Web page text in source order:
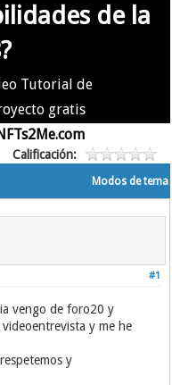
de la
Tutorial de
gratis
Calificación:
Modos de tema
#1
vengo de foro20 y
y me he
y